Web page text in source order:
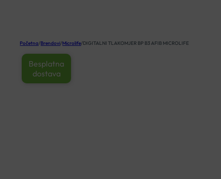
Početna/Brendovi/Microlife/DIGITALNI TLAKOMJER BP B3 AFIB MICROLIFE
Besplatna
dostava